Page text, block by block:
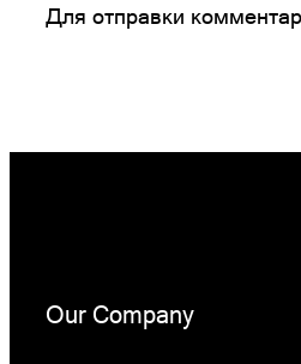
Для отправки
Our Company